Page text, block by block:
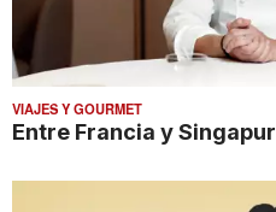
VIAJES Y GOURMET
Entre Francia y Singapur